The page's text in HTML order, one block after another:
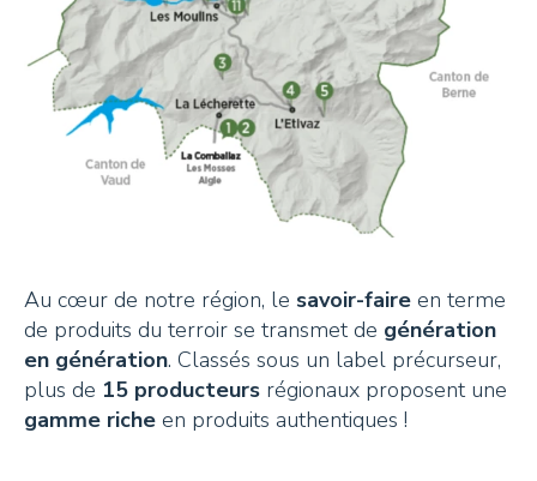
Au cœur de notre région, le savoir-faire en terme
de produits du terroir se transmet de génération
en génération. Classés sous un label précurseur,
plus de 15 producteurs régionaux proposent une
gamme riche en produits authentiques !